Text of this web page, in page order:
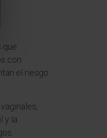
que
con
el riesgo
y la